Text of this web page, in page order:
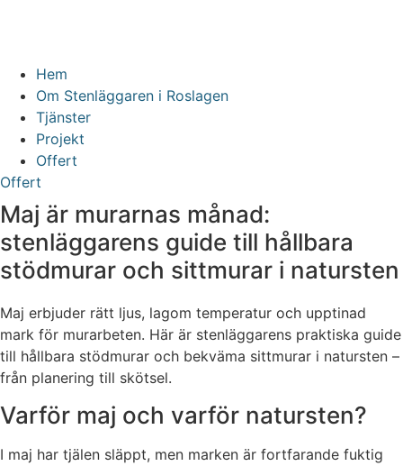
Hem
Om Stenläggaren i Roslagen
Tjänster
Projekt
Offert
Offert
Maj är murarnas månad:
stenläggarens guide till hållbara
stödmurar och sittmurar i natursten
Maj erbjuder rätt ljus, lagom temperatur och upptinad
mark för murarbeten. Här är stenläggarens praktiska guide
till hållbara stödmurar och bekväma sittmurar i natursten –
från planering till skötsel.
Varför maj och varför natursten?
I maj har tjälen släppt, men marken är fortfarande fuktig